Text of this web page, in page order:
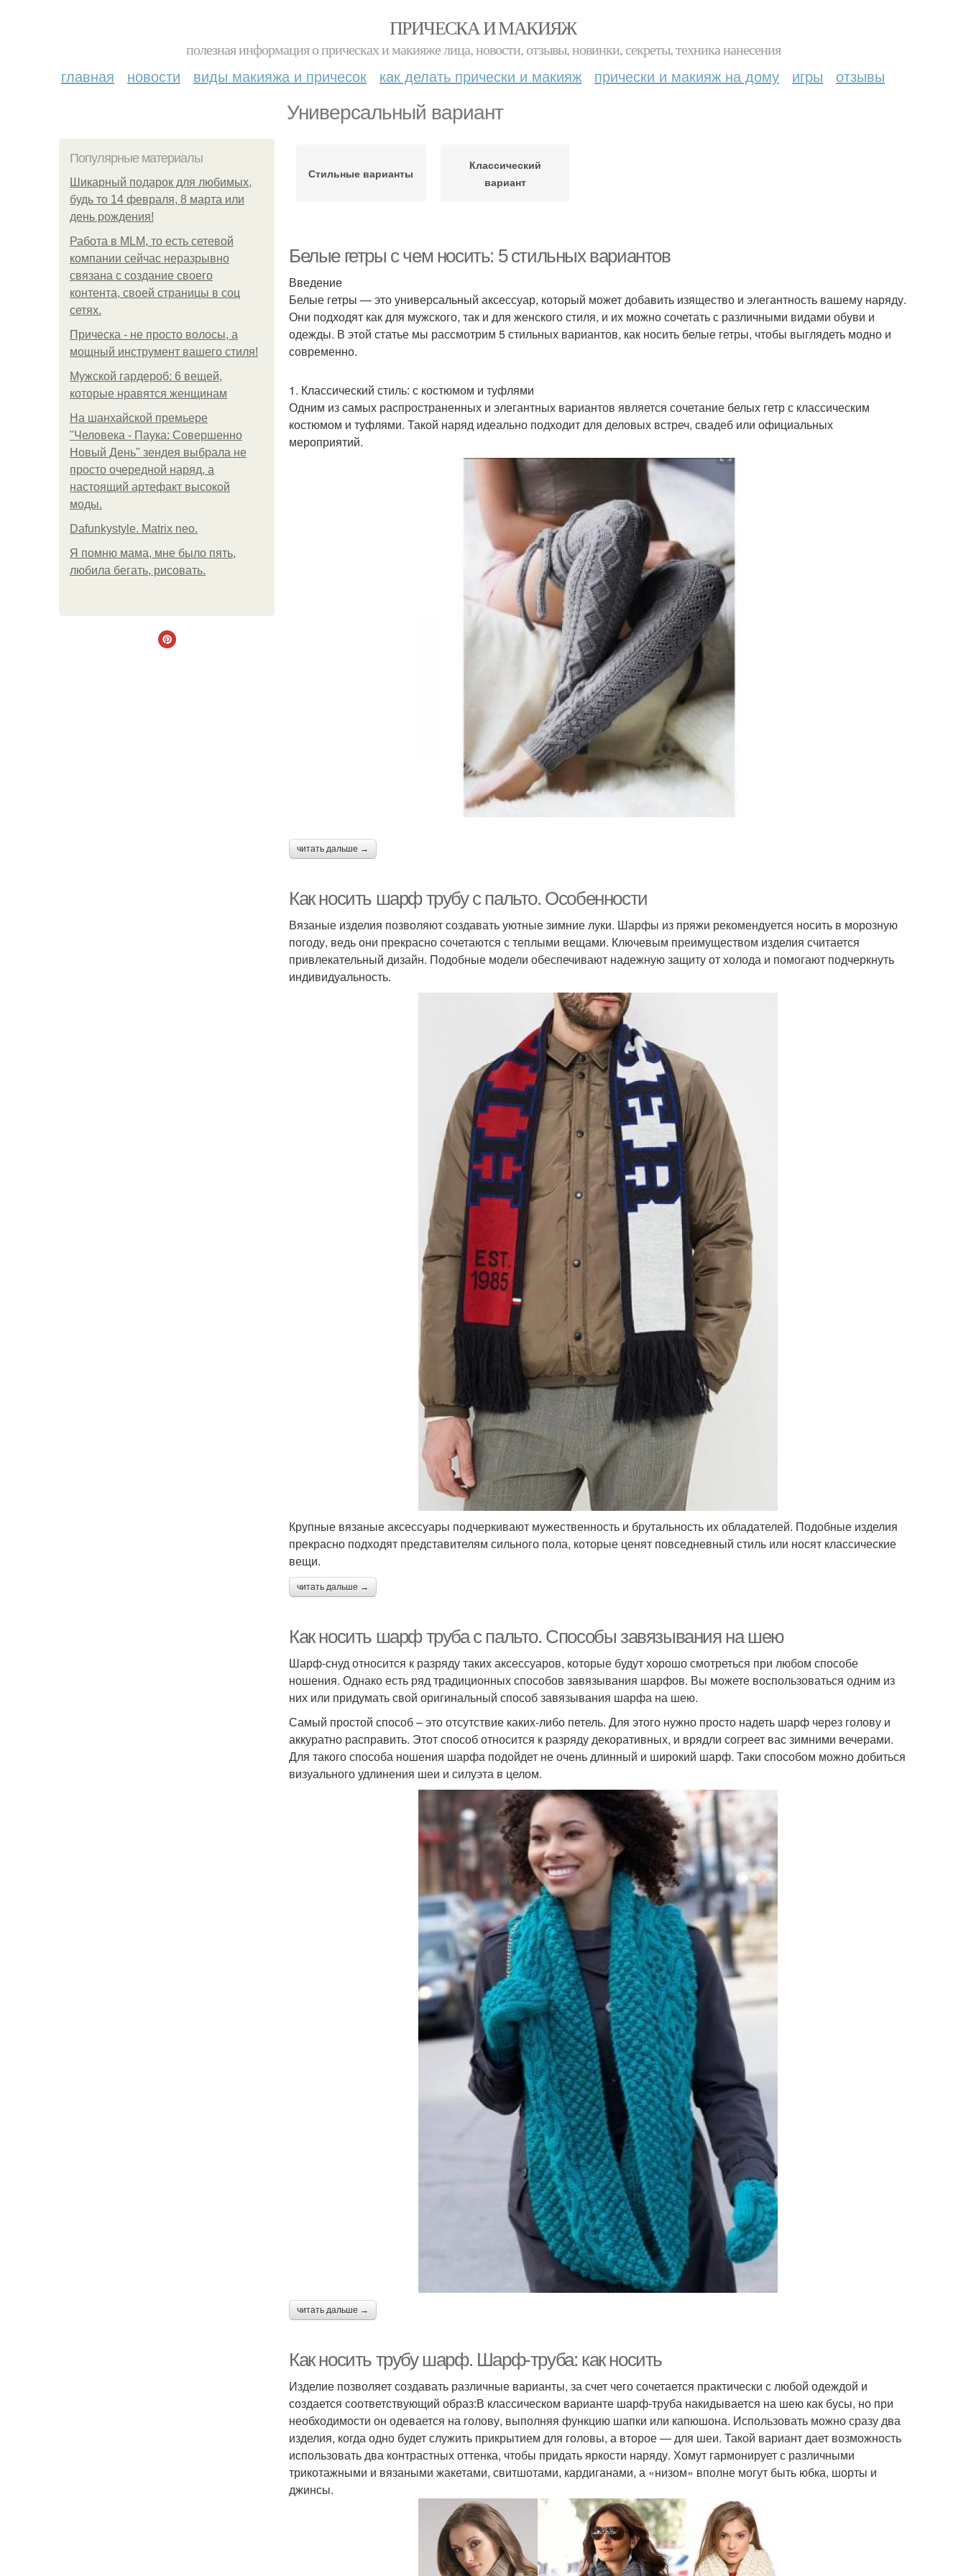
ПРИЧЕСКА И МАКИЯЖ
полезная информация о прическах и макияже лица, новости, отзывы, новинки, секреты, техника нанесения
главная новости виды макияжа и причесок как делать прически и макияж прически и макияж на дому игры отзывы
Универсальный вариант
Популярные материалы
Шикарный подарок для любимых,
будь то 14 февраля, 8 марта или
день рождения!
Работа в MLM, то есть сетевой
компании сейчас неразрывно
связана с создание своего
контента, своей страницы в соц
сетях.
Прическа - не просто волосы, а
мощный инструмент вашего стиля!
Мужской гардероб: 6 вещей,
которые нравятся женщинам
На шанхайской премьере
"Человека - Паука: Совершенно
Новый День" зендея выбрала не
просто очередной наряд, а
настоящий артефакт высокой
моды.
Dafunkystyle. Matrix neo.
Я помню мама, мне было пять,
любила бегать, рисовать.
Стильные варианты
Классический
вариант
Белые гетры с чем носить: 5 стильных вариантов
Введение
Белые гетры — это универсальный аксессуар, который может добавить изящество и элегантность вашему наряду.
Они подходят как для мужского, так и для женского стиля, и их можно сочетать с различными видами обуви и
одежды. В этой статье мы рассмотрим 5 стильных вариантов, как носить белые гетры, чтобы выглядеть модно и
современно.
1. Классический стиль: с костюмом и туфлями
Одним из самых распространенных и элегантных вариантов является сочетание белых гетр с классическим
костюмом и туфлями. Такой наряд идеально подходит для деловых встреч, свадеб или официальных
мероприятий.
читать дальше →
Как носить шарф трубу с пальто. Особенности
Вязаные изделия позволяют создавать уютные зимние луки. Шарфы из пряжи рекомендуется носить в морозную
погоду, ведь они прекрасно сочетаются с теплыми вещами. Ключевым преимуществом изделия считается
привлекательный дизайн. Подобные модели обеспечивают надежную защиту от холода и помогают подчеркнуть
индивидуальность.
Крупные вязаные аксессуары подчеркивают мужественность и брутальность их обладателей. Подобные изделия
прекрасно подходят представителям сильного пола, которые ценят повседневный стиль или носят классические
вещи.
читать дальше →
Как носить шарф труба с пальто. Способы завязывания на шею
Шарф-снуд относится к разряду таких аксессуаров, которые будут хорошо смотреться при любом способе
ношения. Однако есть ряд традиционных способов завязывания шарфов. Вы можете воспользоваться одним из
них или придумать свой оригинальный способ завязывания шарфа на шею.
Самый простой способ – это отсутствие каких-либо петель. Для этого нужно просто надеть шарф через голову и
аккуратно расправить. Этот способ относится к разряду декоративных, и врядли согреет вас зимними вечерами.
Для такого способа ношения шарфа подойдет не очень длинный и широкий шарф. Таки способом можно добиться
визуального удлинения шеи и силуэта в целом.
читать дальше →
Как носить трубу шарф. Шарф-труба: как носить
Изделие позволяет создавать различные варианты, за счет чего сочетается практически с любой одеждой и
создается соответствующий образ:В классическом варианте шарф-труба накидывается на шею как бусы, но при
необходимости он одевается на голову, выполняя функцию шапки или капюшона. Использовать можно сразу два
изделия, когда одно будет служить прикрытием для головы, а второе — для шеи. Такой вариант дает возможность
использовать два контрастных оттенка, чтобы придать яркости наряду. Хомут гармонирует с различными
трикотажными и вязаными жакетами, свитшотами, кардиганами, а «низом» вполне могут быть юбка, шорты и
джинсы.